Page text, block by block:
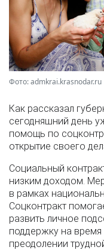
Фото: admkrai.krasnodar.ru
Как рассказал
сегодняшний день
помощь по
открытие своего
Социальный
низким доходом.
в рамках
Соцконтракт
развить личное
поддержку на
преодолении